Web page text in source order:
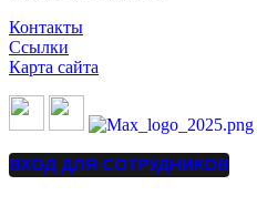
Контакты
Ссылки
Карта сайта
ВХОД ДЛЯ СОТРУДНИКОВ